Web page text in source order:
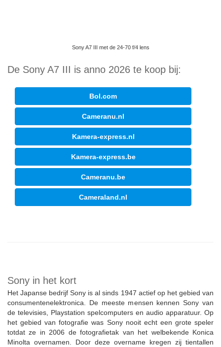
Sony A7 III met de 24-70 f/4 lens
De Sony A7 III is anno 2026 te koop bij:
Bol.com
Cameranu.nl
Kamera-express.nl
Kamera-express.be
Cameranu.be
Cameraland.nl
Sony in het kort
Het Japanse bedrijf Sony is al sinds 1947 actief op het gebied van
consumentenelektronica. De meeste mensen kennen Sony van
de televisies, Playstation spelcomputers en audio apparatuur. Op
het gebied van fotografie was Sony nooit echt een grote speler
totdat ze in 2006 de fotografietak van het welbekende Konica
Minolta overnamen. Door deze overname kregen zij tientallen